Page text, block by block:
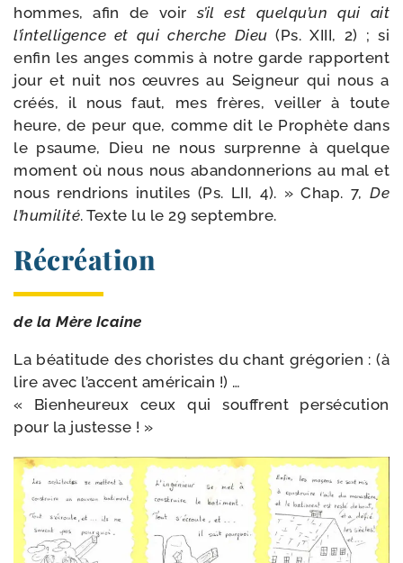
hommes, afin de voirs’il est quelqu’un qui ait
l’intelligence et qui cherche Dieu (Ps. XIII, 2) ; si
enfin les anges com­mis à notre garde rap­portent
jour et nuit nos œuvres au Seigneur qui nous a
créés, il nous faut, mes frères, veiller à toute
heure, de peur que, comme dit le Prophète dans
le psaume, Dieu ne nous sur­prenne à quelque
moment où nous nous aban­don­ne­rions au mal et
nous ren­drions inutiles (Ps. LII, 4). » Chap. 7, De
l’humilité. Texte lu le 29 septembre.
Récréation
de la Mère Icaine
La béa­ti­tude des cho­ristes du chant gré­go­rien : (à
lire avec l’accent amé­ri­cain !) …
« Bienheureux ceux qui souffrent per­sé­cu­tion
pour la justesse ! »